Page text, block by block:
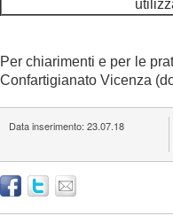
Per chiarimenti e per le
Confartigianato Vicenza
Data inserimento: 23.07.18